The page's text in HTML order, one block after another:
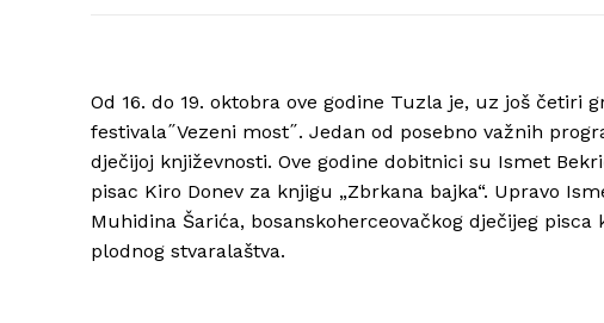
Od 16. do 19. oktobra ove godine Tuzla je, uz još četiri
festivala˝Vezeni most˝. Jedan od posebno važnih
dječijoj književnosti. Ove godine dobitnici su Ismet
pisac Kiro Donev za knjigu „Zbrkana bajka“. Upravo
Muhidina Šarića, bosanskoherceovačkog dječijeg
plodnog stvaralaštva.